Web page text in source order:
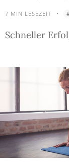
7 MIN LESEZEIT •
Schneller